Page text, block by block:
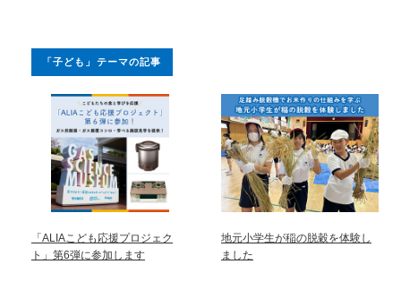
「子ども」テーマの記事
「ALIAこども応援プロジェク
ト」第6弾に参加します
地元小学生が稲の脱穀を体験し
ました